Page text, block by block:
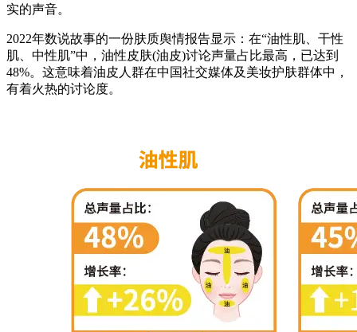
实的声音。
2022年数说故事的一份肤质舆情报告显示：在“油性肌、干性
肌、中性肌”中，油性皮肤(油皮)讨论声量占比最高，已达到
48%。这意味着油皮人群在中国社交媒体及美妆护肤群体中，
有着火热的讨论度。